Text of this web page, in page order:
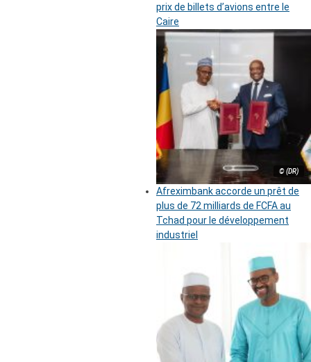
prix de billets d’avions entre le
Caire
© (DR)
Afreximbank accorde un prêt de
plus de 72 milliards de FCFA au
Tchad pour le développement
industriel